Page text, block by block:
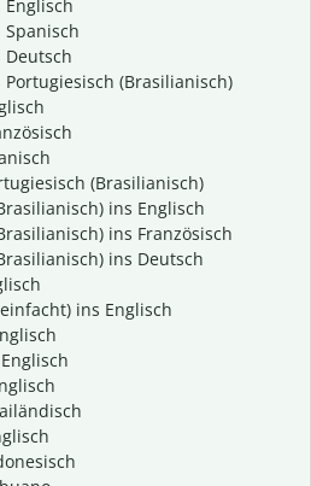
Englisch
Spanisch
Deutsch
(Brasilianisch)
(Brasilianisch)
ins Englisch
ins Französisch
ins Deutsch
ins Englisch